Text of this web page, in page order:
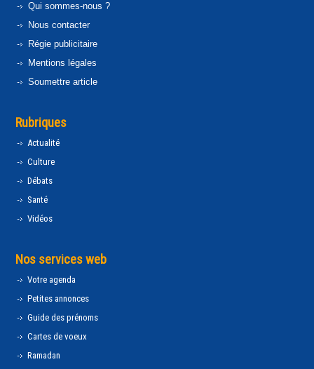
Qui sommes-nous ?
Nous contacter
Régie publicitaire
Mentions légales
Soumettre article
Rubriques
Actualité
Culture
Débats
Santé
Vidéos
Nos services web
Votre agenda
Petites annonces
Guide des prénoms
Cartes de voeux
Ramadan